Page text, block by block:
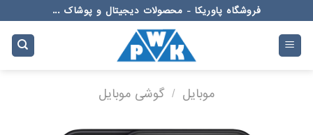
to
content
فروشگاه پاوریکا - محصولات دیجیتال و پوشاک ...
موبایل / گوشی موبایل